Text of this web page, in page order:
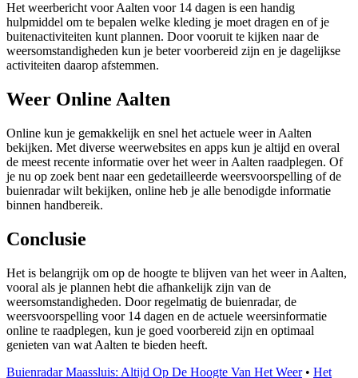
Het weerbericht voor Aalten voor 14 dagen is een handig
hulpmiddel om te bepalen welke kleding je moet dragen en of je
buitenactiviteiten kunt plannen. Door vooruit te kijken naar de
weersomstandigheden kun je beter voorbereid zijn en je dagelijkse
activiteiten daarop afstemmen.
Weer Online Aalten
Online kun je gemakkelijk en snel het actuele weer in Aalten
bekijken. Met diverse weerwebsites en apps kun je altijd en overal
de meest recente informatie over het weer in Aalten raadplegen. Of
je nu op zoek bent naar een gedetailleerde weersvoorspelling of de
buienradar wilt bekijken, online heb je alle benodigde informatie
binnen handbereik.
Conclusie
Het is belangrijk om op de hoogte te blijven van het weer in Aalten,
vooral als je plannen hebt die afhankelijk zijn van de
weersomstandigheden. Door regelmatig de buienradar, de
weersvoorspelling voor 14 dagen en de actuele weersinformatie
online te raadplegen, kun je goed voorbereid zijn en optimaal
genieten van wat Aalten te bieden heeft.
Buienradar Maassluis: Altijd Op De Hoogte Van Het Weer• Het